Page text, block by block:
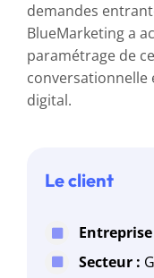
demandes
BlueMarketing a
paramétrage de
digital.
Le client
Entreprise
Secteur :